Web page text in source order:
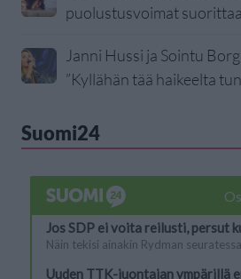
puolustusvoimat
Janni Hussi ja Sointu
”Kyllähän tää haikeelta
Suomi24